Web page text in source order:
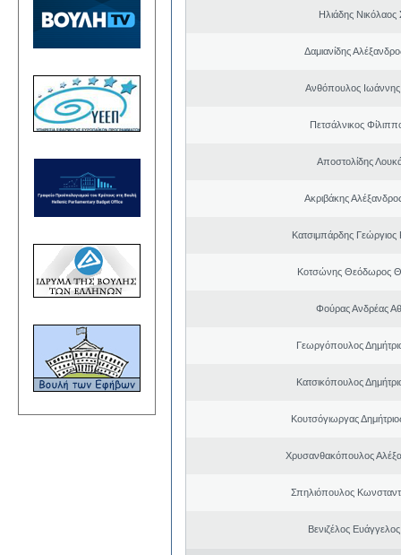
Ηλιάδης Νικόλαος
Δαμιανίδης
Ανθόπουλος Ιωάννης
Πετσάλνικος
Αποστολίδης
Ακριβάκης
Κατσιμπάρδης Γεώργιος
Κοτσώνης Θεόδωρος
Φούρας Ανδρέας
Γεωργόπουλος
Κατσικόπουλος
Κουτσόγιωργας
Χρυσανθακόπουλος
Σπηλιόπουλος
Βενιζέλος